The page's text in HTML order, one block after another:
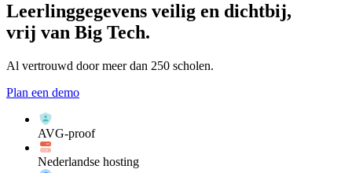
Leerlinggegevens veilig en dichtbij,
vrij van Big Tech.
Al vertrouwd door meer dan 250 scholen.
Plan een demo
AVG-proof
Nederlandse hosting